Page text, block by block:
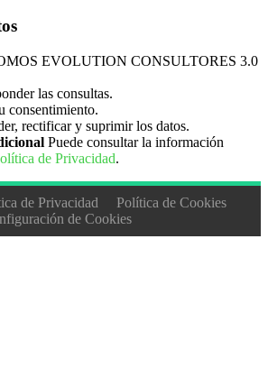
EVOLUTION CONSULTORES 3.0
las consultas.
consentimiento.
rectificar y suprimir los datos.
Puede consultar la información
de Privacidad.
de Privacidad
Política de Cookies
de Cookies